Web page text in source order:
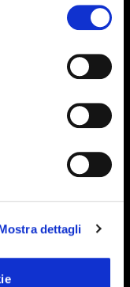
dettagli
any time